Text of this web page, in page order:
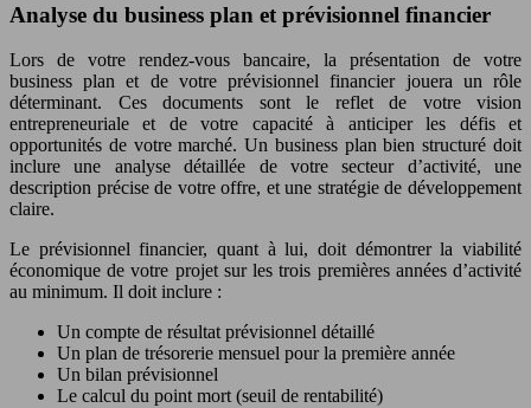
Analyse du business plan et prévisionnel financier
Lors de votre rendez-vous bancaire, la présentation de votre
business plan et de votre prévisionnel financier jouera un rôle
déterminant. Ces documents sont le reflet de votre vision
entrepreneuriale et de votre capacité à anticiper les défis et
opportunités de votre marché. Un business plan bien structuré doit
inclure une analyse détaillée de votre secteur d’activité, une
description précise de votre offre, et une stratégie de développement
claire.
Le prévisionnel financier, quant à lui, doit démontrer la viabilité
économique de votre projet sur les trois premières années d’activité
au minimum. Il doit inclure :
Un compte de résultat prévisionnel détaillé
Un plan de trésorerie mensuel pour la première année
Un bilan prévisionnel
Le calcul du point mort (seuil de rentabilité)